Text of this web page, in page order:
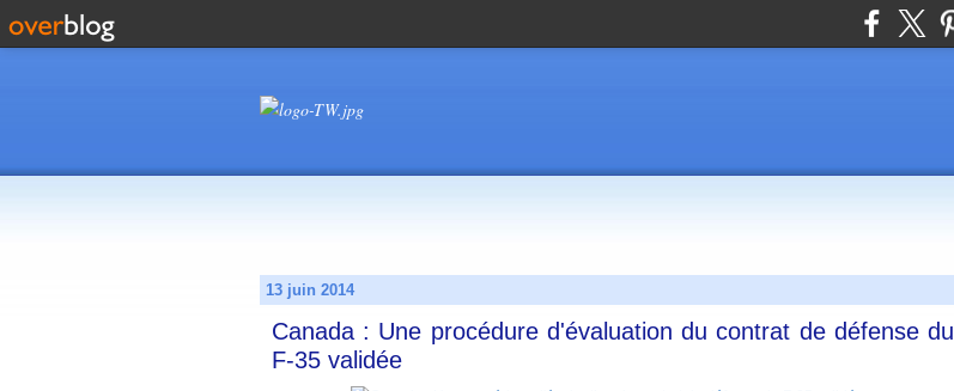
13 juin 2014
Canada : Une procédure d'évaluation du contrat de défense du
F-35 validée